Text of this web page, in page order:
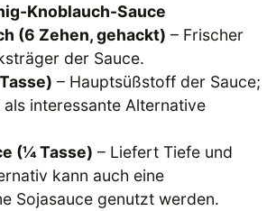
Knoblauch-Sauce
(6 Zehen, gehackt) – Frischer
der Sauce.
– Hauptsüßstoff der Sauce;
interessante Alternative
(¼ Tasse) – Liefert Tiefe und
kann auch eine
Sojasauce genutzt werden.